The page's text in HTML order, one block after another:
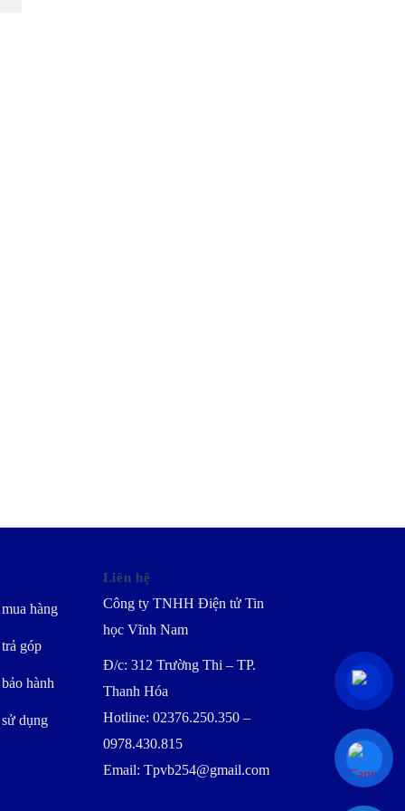
hàng
góp
hành
dụng
Liên hệ
Công ty TNHH Điện tử Tin
học Vĩnh Nam
Đ/c: 312 Trường Thi – TP.
Thanh Hóa
Hotline: 02376.250.350 –
0978.430.815
Email: Tpvb254@gmail.com